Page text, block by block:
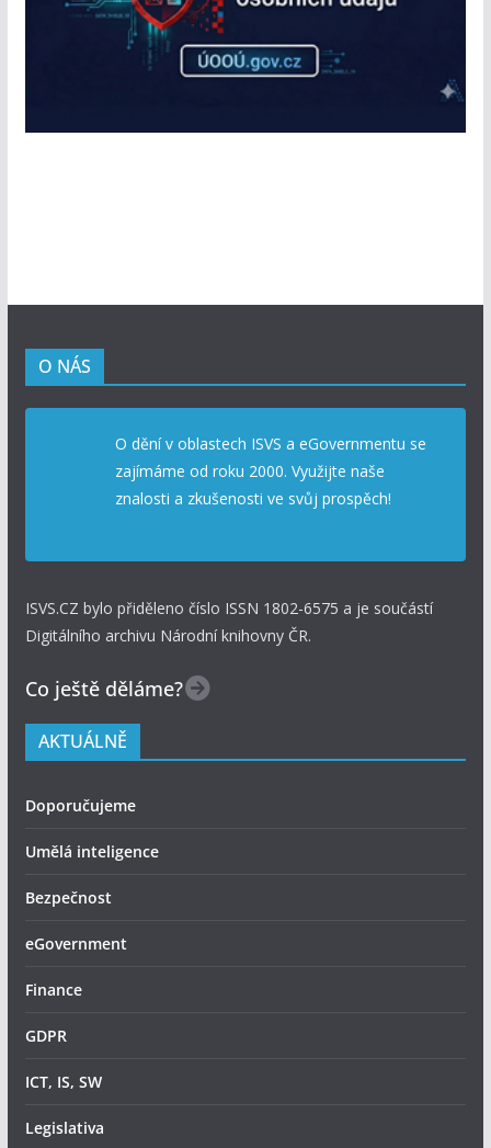
O NÁS
O dění v oblastech ISVS a eGovernmentu se
zajímáme od roku 2000. Využijte naše
znalosti a zkušenosti ve svůj prospěch!
ISVS.CZ bylo přiděleno číslo ISSN 1802-6575 a je součástí
Digitálního archivu Národní knihovny ČR.
Co ještě děláme?
AKTUÁLNĚ
Doporučujeme
Umělá inteligence
Bezpečnost
eGovernment
Finance
GDPR
ICT, IS, SW
Legislativa